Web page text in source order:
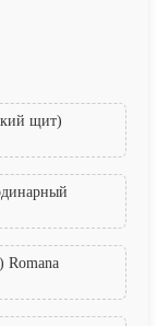
щит)
Romana